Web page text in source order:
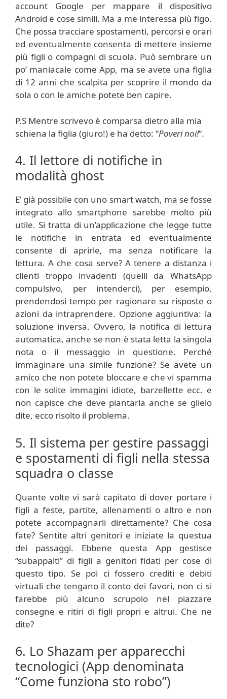
account Google per mappare il dispositivo
Android e cose simili. Ma a me interessa più figo.
Che possa tracciare spostamenti, percorsi e orari
ed eventualmente consenta di mettere insieme
più figli o compagni di scuola. Può sembrare un
po’ maniacale come App, ma se avete una figlia
di 12 anni che scalpita per scoprire il mondo da
sola o con le amiche potete ben capire.
P.S Mentre scrivevo è comparsa dietro alla mia
schiena la figlia (giuro!) e ha detto: “Poveri noi!“.
4. Il lettore di notifiche in
modalità ghost
E’ già possibile con uno smart watch, ma se fosse
integrato allo smartphone sarebbe molto più
utile. Si tratta di un’applicazione che legge tutte
le notifiche in entrata ed eventualmente
consente di aprirle, ma senza notificare la
lettura. A che cosa serve? A tenere a distanza i
clienti troppo invadenti (quelli da WhatsApp
compulsivo, per intenderci), per esempio,
prendendosi tempo per ragionare su risposte o
azioni da intraprendere. Opzione aggiuntiva: la
soluzione inversa. Ovvero, la notifica di lettura
automatica, anche se non è stata letta la singola
nota o il messaggio in questione. Perché
immaginare una simile funzione? Se avete un
amico che non potete bloccare e che vi spamma
con le solite immagini idiote, barzellette ecc. e
non capisce che deve piantarla anche se glielo
dite, ecco risolto il problema.
5. Il sistema per gestire passaggi
e spostamenti di figli nella stessa
squadra o classe
Quante volte vi sarà capitato di dover portare i
figli a feste, partite, allenamenti o altro e non
potete accompagnarli direttamente? Che cosa
fate? Sentite altri genitori e iniziate la questua
dei passaggi. Ebbene questa App gestisce
“subappalti” di figli a genitori fidati per cose di
questo tipo. Se poi ci fossero crediti e debiti
virtuali che tengano il conto dei favori, non ci si
farebbe più alcuno scrupolo nel piazzare
consegne e ritiri di figli propri e altrui. Che ne
dite?
6. Lo Shazam per apparecchi
tecnologici (App denominata
“Come funziona sto robo”)